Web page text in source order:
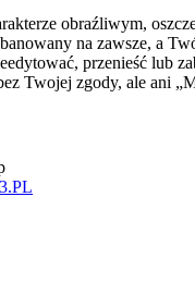
obraźliwym,
na zawsze, a
przenieść lub
Twojej zgody, ale ani